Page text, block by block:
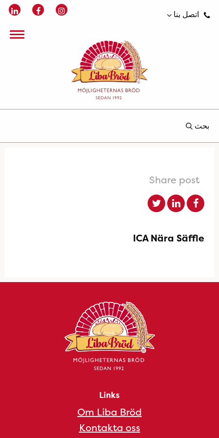
اتصل بنا
بحث
Share post
ICA Nära Säffle
Links
Om Liba Bröd
Kontakta oss